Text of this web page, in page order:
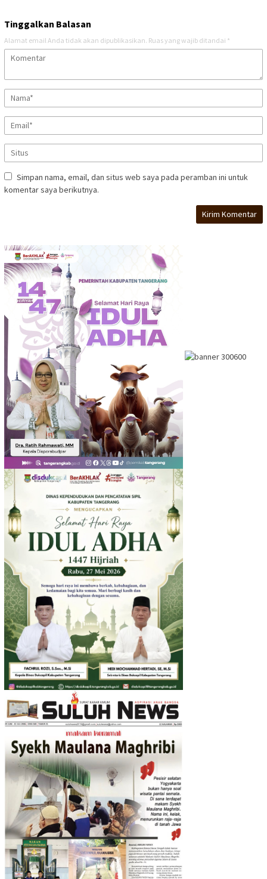
Tinggalkan Balasan
Alamat email Anda tidak akan dipublikasikan. Ruas yang wajib ditandai *
Simpan nama, email, dan situs web saya pada peramban ini untuk
komentar saya berikutnya.